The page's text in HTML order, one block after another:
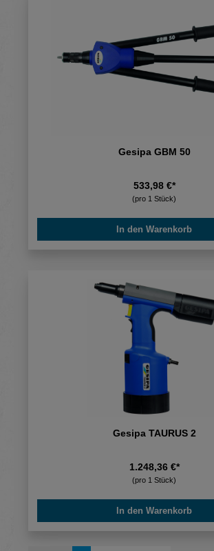
Gesipa GBM 50
533,98 €*
(pro 1 Stück)
In den Warenkorb
Gesipa TAURUS 2
1.248,36 €*
(pro 1 Stück)
In den Warenkorb